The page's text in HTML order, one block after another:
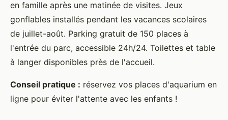
en famille après une matinée de visites. Jeux
gonflables installés pendant les vacances scolaires
de juillet-août. Parking gratuit de 150 places à
l'entrée du parc, accessible 24h/24. Toilettes et table
à langer disponibles près de l'accueil.
Conseil pratique : réservez vos places d'aquarium en
ligne pour éviter l'attente avec les enfants !